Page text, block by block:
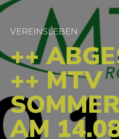
VEREINSLEBEN
++
++ MTV
AM